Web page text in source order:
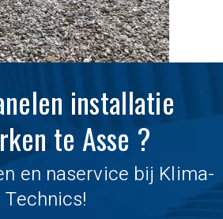
installatie
te Asse ?
en naservice bij Klima-
Technics!